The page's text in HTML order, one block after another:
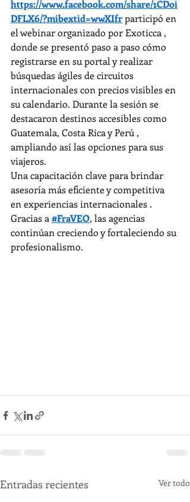
https://www.facebook.com/share/1CDoi
DFLX6/?mibextid=wwXIfr participó en
el webinar organizado por Exoticca ,
donde se presentó paso a paso cómo
registrarse en su portal y realizar
búsquedas ágiles de circuitos
internacionales con precios visibles en
su calendario. Durante la sesión se
destacaron destinos accesibles como
Guatemala, Costa Rica y Perú ,
ampliando así las opciones para sus
viajeros.
Una capacitación clave para brindar
asesoría más eficiente y competitiva
en experiencias internacionales .
Gracias a #FraVEO, las agencias
continúan creciendo y fortaleciendo su
profesionalismo.
Entradas recientes Ver todo